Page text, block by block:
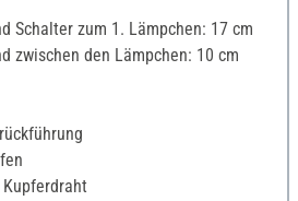
Schalter zum 1. Lämpchen: 17 cm
zwischen den Lämpchen: 10 cm